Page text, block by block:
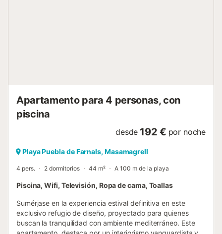
duchas, ase...
Apartamento para 4 personas, con
piscina
desde 192 € por noche
Playa Puebla de Farnals, Masamagrell
4 pers. 2 dormitorios 44 m² A 100 m de la playa
Piscina, Wifi, Televisión, Ropa de cama, Toallas
Sumérjase en la experiencia estival definitiva en este
exclusivo refugio de diseño, proyectado para quienes
buscan la tranquilidad con ambiente mediterráneo. Este